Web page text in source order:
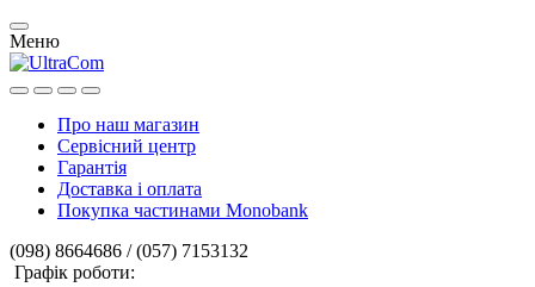
Меню
Про наш магазин
Сервісний центр
Гарантія
Доставка і оплата
Покупка частинами Monobank
(098) 8664686 / (057) 7153132
Графік роботи: